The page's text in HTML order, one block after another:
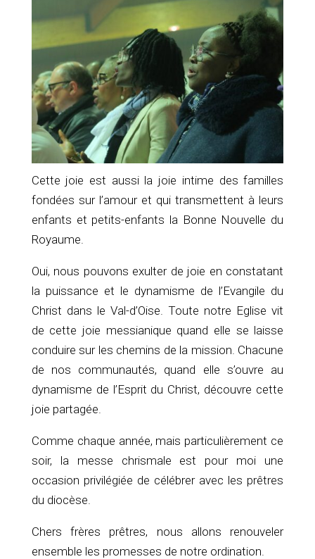
Cette joie est aussi la joie intime des familles
fondées sur l’amour et qui transmettent à leurs
enfants et petits-enfants la Bonne Nouvelle du
Royaume.
Oui, nous pouvons exulter de joie en constatant
la puissance et le dynamisme de l’Evangile du
Christ dans le Val-d’Oise. Toute notre Eglise vit
de cette joie messianique quand elle se laisse
conduire sur les chemins de la mission. Chacune
de nos communautés, quand elle s’ouvre au
dynamisme de l’Esprit du Christ, découvre cette
joie partagée.
Comme chaque année, mais particulièrement ce
soir, la messe chrismale est pour moi une
occasion privilégiée de célébrer avec les prêtres
du diocèse.
Chers frères prêtres, nous allons renouveler
ensemble les promesses de notre ordination.